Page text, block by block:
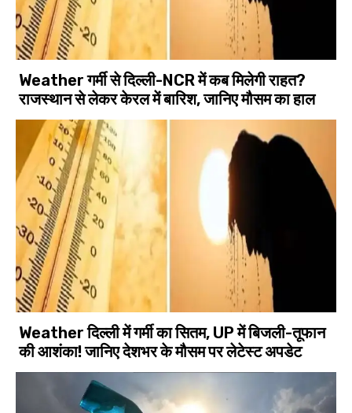
Weather गर्मी से दिल्ली-NCR में कब मिलेगी राहत?
राजस्थान से लेकर केरल में बारिश, जानिए मौसम का हाल
Weather दिल्ली में गर्मी का सितम, UP में बिजली-तूफान
की आशंका! जानिए देशभर के मौसम पर लेटेस्ट अपडेट